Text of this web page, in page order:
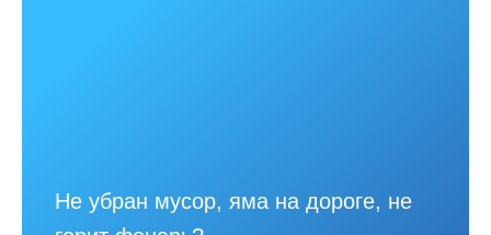
Не убран мусор, яма на дороге, не